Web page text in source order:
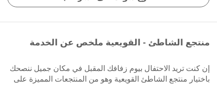
منتجع الشاطئ - القويعية ملخص عن الخدمة
إن كنت تريد الاحتفال بيوم زفافك المقبل في مكان جميل ننصحك
باختيار منتجع الشاطئ القويعية وهو من المنتجعات المميزة على